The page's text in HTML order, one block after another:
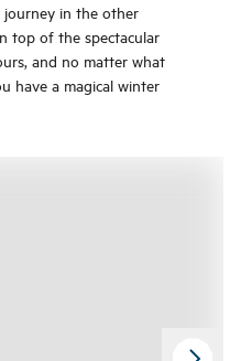
in the other
top of the spectacular
and no matter what
have a magical winter